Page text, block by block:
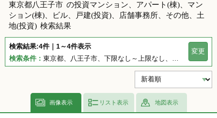
東京都八王子市 の投資マンション、アパート(棟)、マン
ション(棟)、ビル、戸建(投資)、店舗事務所、その他、土
地(投資) 検索結果
検索結果:4件｜1～4件表示
検索条件： 東京都、八王子市、下限なし～上限なし、指定しない、指定なし、指定しない、下限なし～上限なし、指定なし
変更
画像表示 リスト表示 地図表示
店舗を探す
ログイン 会員登録